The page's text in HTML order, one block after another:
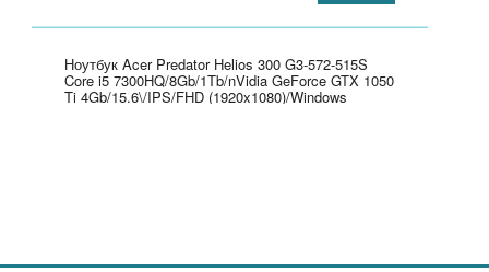
Ноутбук Acer Predator Helios 300 G3-572-515S
Core i5 7300HQ/8Gb/1Tb/nVidia GeForce GTX 1050
Ti 4Gb/15.6\/IPS/FHD (1920x1080)/Windows